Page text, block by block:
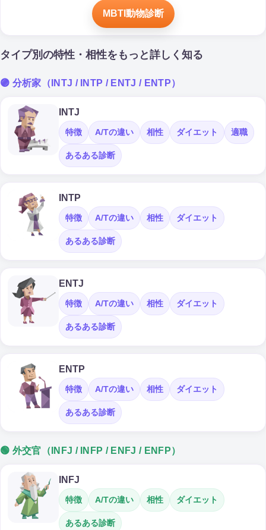
MBTI動物診断
タイプ別の特性・相性をもっと詳しく知る
🟣 分析家（INTJ / INTP / ENTJ / ENTP）
INTJ
特徴 A/Tの違い 相性 ダイエット 適職
あるある診断
INTP
特徴 A/Tの違い 相性 ダイエット
あるある診断
ENTJ
特徴 A/Tの違い 相性 ダイエット
あるある診断
ENTP
特徴 A/Tの違い 相性 ダイエット
あるある診断
🟢 外交官（INFJ / INFP / ENFJ / ENFP）
INFJ
特徴 A/Tの違い 相性 ダイエット
あるある診断